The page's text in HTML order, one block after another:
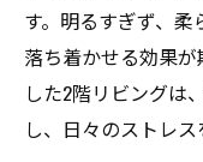
す。明るすぎず、
落ち着かせる効果
した2階リビングは
し、日々のストレ